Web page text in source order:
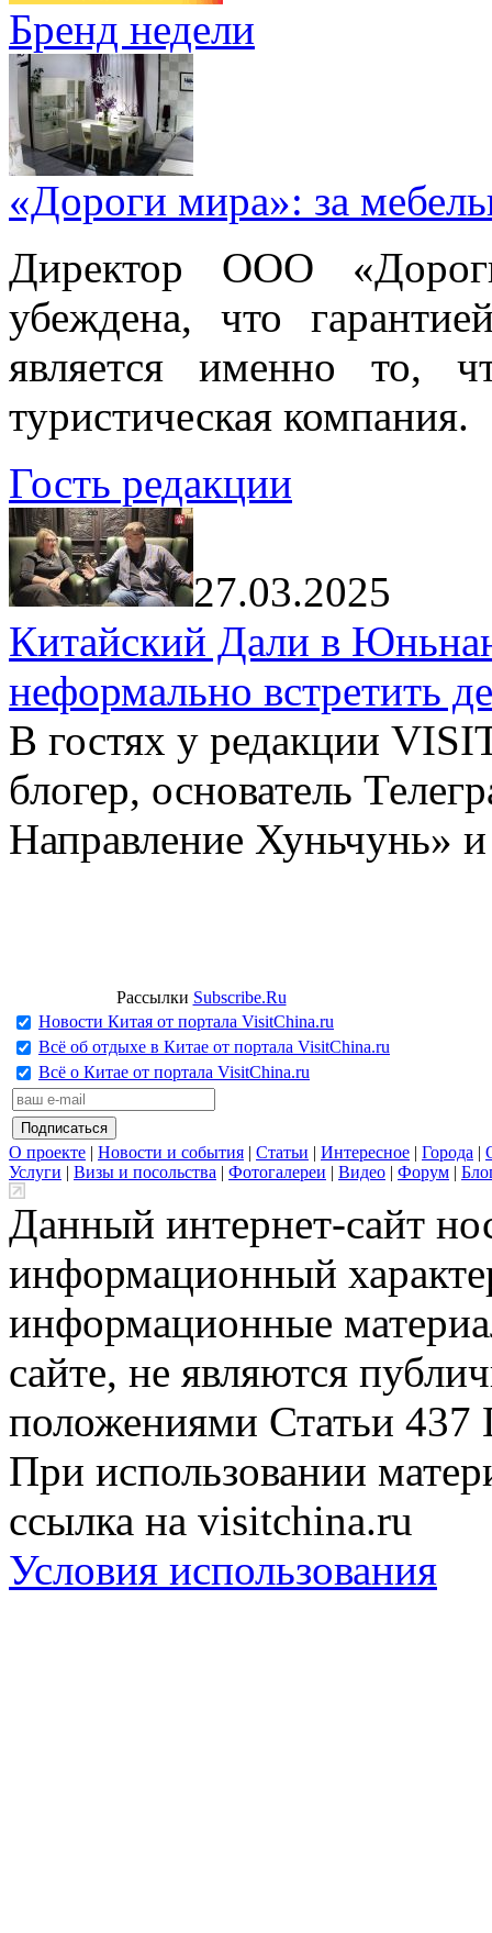
Бренд недели
«Дороги мира»: за
Директор ООО
убеждена, что
является именно то,
туристическая компания.
Гость редакции
27.03.2025
Китайский Дали в
неформально встретить
В гостях у редакции
блогер, основатель
Направление Хуньчунь»
Рассылки Subscribe.Ru
Новости Китая от портала VisitChina.ru
Всё об отдыхе в Китае от портала VisitChina.ru
Всё о Китае от портала VisitChina.ru
О проекте | Новости и события | Статьи | Интересное | Города |
Услуги | Визы и посольства | Фотогалереи | Видео | Форум |
Данный интернет-сайт
информационный
информационные
сайте, не являются
положениями Статьи 437
При использовании
ссылка на visitchina.ru
Условия использования